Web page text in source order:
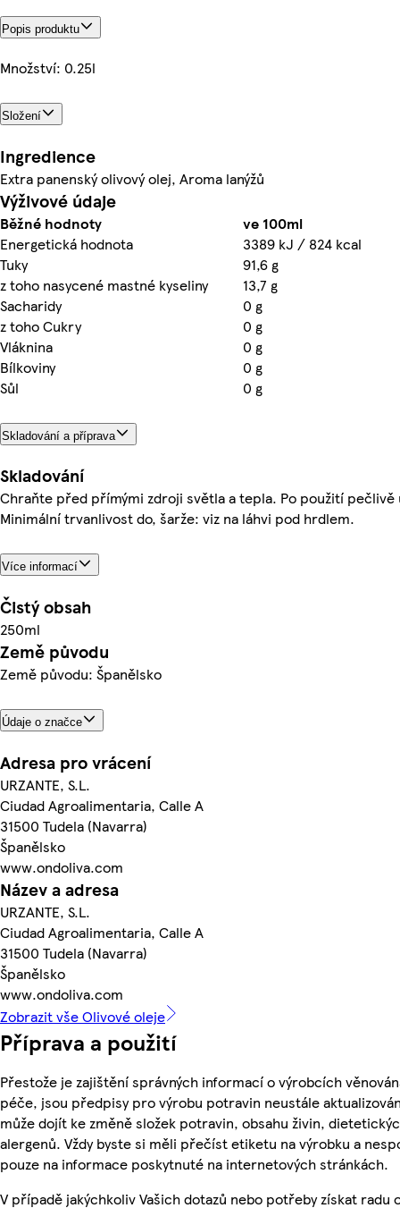
Popis produktu
Množství: 0.25l
Složení
Ingredience
Extra panenský olivový olej, Aroma lanýžů
Výživové údaje
Běžné hodnoty
ve 100ml
Energetická hodnota
3389 kJ / 824 kcal
Tuky
91,6 g
z toho nasycené mastné kyseliny
13,7 g
Sacharidy
0 g
z toho Cukry
0 g
Vláknina
0 g
Bílkoviny
0 g
Sůl
0 g
Skladování a příprava
Skladování
Chraňte před přímými zdroji světla a tepla. Po použití pečlivě
Minimální trvanlivost do, šarže: viz na láhvi pod hrdlem.
Více informací
Čistý obsah
250ml
Země původu
Země původu: Španělsko
Údaje o značce
Adresa pro vrácení
URZANTE, S.L.
Ciudad Agroalimentaria, Calle A
31500 Tudela (Navarra)
Španělsko
www.ondoliva.com
Název a adresa
URZANTE, S.L.
Ciudad Agroalimentaria, Calle A
31500 Tudela (Navarra)
Španělsko
www.ondoliva.com
Zobrazit vše Olivové oleje
Příprava a použití
Přestože je zajištění správných informací o výrobcích
péče, jsou předpisy pro výrobu potravin neustále
může dojít ke změně složek potravin, obsahu živin,
alergenů. Vždy byste si měli přečíst etiketu na výrobku a
pouze na informace poskytnuté na internetových stránkách.
V případě jakýchkoliv Vašich dotazů nebo potřeby získat radu